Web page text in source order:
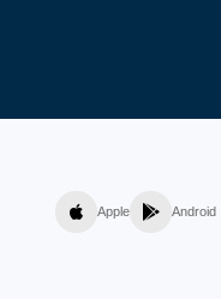
Apple Android